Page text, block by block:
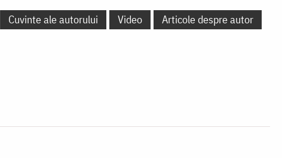
Cuvinte ale autorului Video Articole despre autor